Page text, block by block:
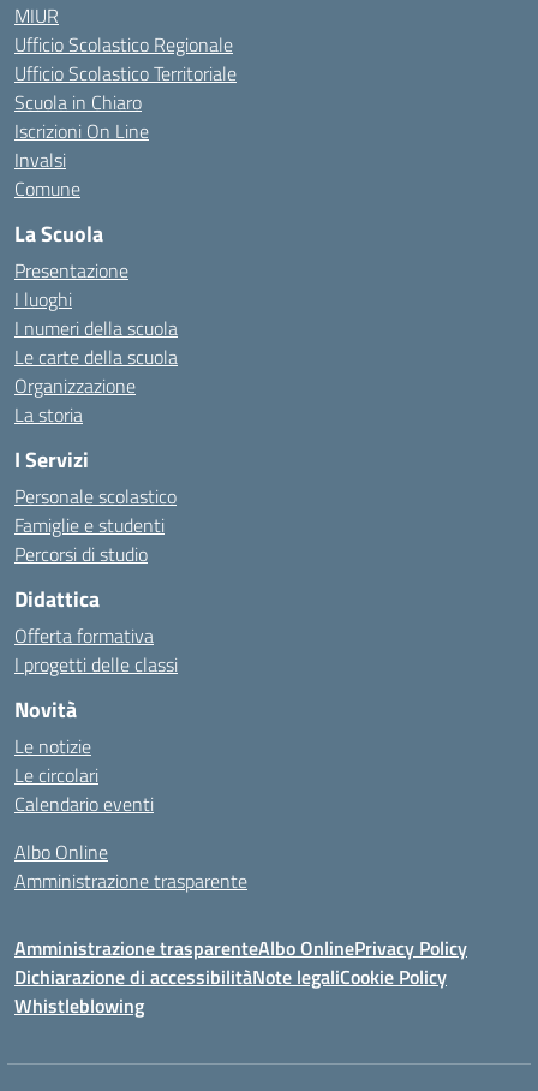
MIUR
Ufficio Scolastico Regionale
Ufficio Scolastico Territoriale
Scuola in Chiaro
Iscrizioni On Line
Invalsi
Comune
La Scuola
Presentazione
I luoghi
I numeri della scuola
Le carte della scuola
Organizzazione
La storia
I Servizi
Personale scolastico
Famiglie e studenti
Percorsi di studio
Didattica
Offerta formativa
I progetti delle classi
Novità
Le notizie
Le circolari
Calendario eventi
Albo Online
Amministrazione trasparente
Amministrazione trasparenteAlbo OnlinePrivacy Policy
Dichiarazione di accessibilitàNote legaliCookie Policy
Whistleblowing